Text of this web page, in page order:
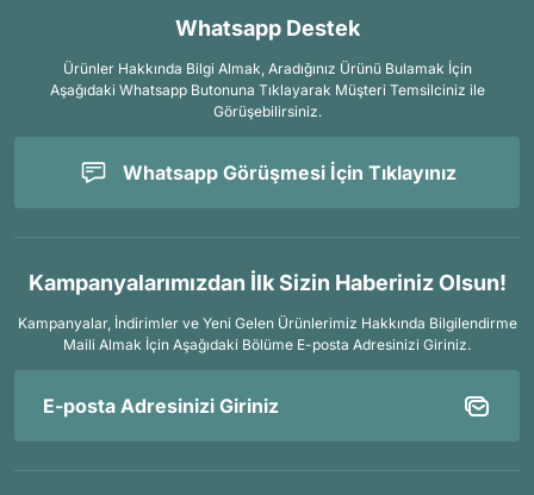
Whatsapp Destek
Ürünler Hakkında Bilgi Almak, Aradığınız Ürünü Bulamak İçin
Aşağıdaki Whatsapp Butonuna Tıklayarak Müşteri Temsilciniz ile
Görüşebilirsiniz.
Whatsapp Görüşmesi İçin Tıklayınız
Kampanyalarımızdan İlk Sizin Haberiniz Olsun!
Kampanyalar, İndirimler ve Yeni Gelen Ürünlerimiz Hakkında Bilgilendirme
Maili Almak İçin Aşağıdaki Bölüme E-posta Adresinizi Giriniz.